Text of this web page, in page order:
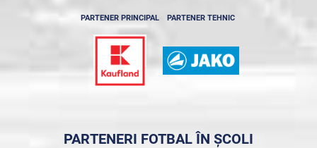
PARTENER PRINCIPAL PARTENER TEHNIC
PARTENERI FOTBAL ÎN ȘCOLI